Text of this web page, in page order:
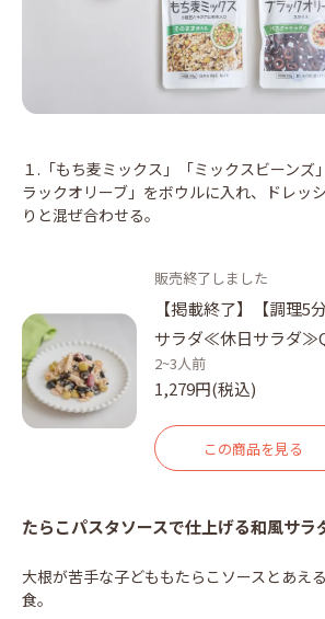
１.「もち麦ミックス」「ミックスビーンズ
ラックオリーブ」をボウルに入れ、ドレッ
りと混ぜ合わせる。
販売終了しました
【掲載終了】【調理5
サラダ≪休日サラダ
2~3人前
1,279円(税込)
この商品を見る
たらこパスタソースで仕上げる和風サ
大根が苦手な子どももたらこソースとあえ
食。